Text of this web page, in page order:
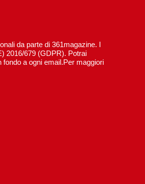
da parte di 361magazine. I
2016/679 (GDPR). Potrai
a ogni email.Per maggiori